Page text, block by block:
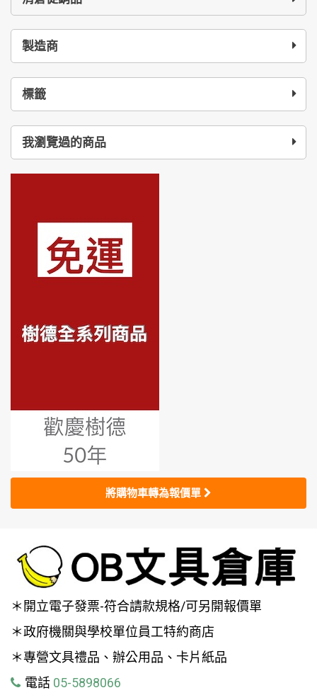
製造商
標籤
我瀏覽過的商品
將購物車轉為報價單
＊開立電子發票-符合請款規格/可另開報價單
＊政府機關與學校單位員工特約商店
＊專營文具禮品、辦公用品、卡片紙品
電話 05-5898066